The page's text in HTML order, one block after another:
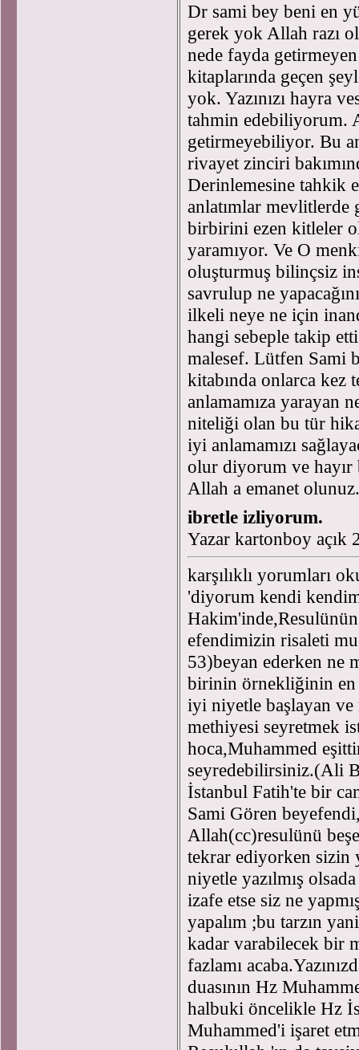
Dr sami bey beni en
gerek yok Allah razı
nede fayda
kitaplarında geçen
yok. Yazınızı hayra
tahmin edebiliyorum.
getirmeyebiliyor. Bu
rivayet zinciri
Derinlemesine tahkik
anlatımlar mevlitlerde
birbirini ezen kitleler
yaramıyor. Ve O
oluşturmuş bilinçsiz
savrulup ne
ilkeli neye ne için
hangi sebeple takip
malesef. Lütfen Sami
kitabında onlarca kez
anlamamıza yarayan
niteliği olan bu tür
iyi anlamamızı
olur diyorum ve
Allah a emanet
ibretle izliyorum.
Yazar kartonboy açık
karşılıklı yorumları
'diyorum kendi
efendimizin risaleti
53)beyan ederken ne
birinin örnekliğinin en
iyi niyetle başlayan ve
methiyesi seyretmek
hoca,Muhammed
seyredebilirsiniz.(Ali
İstanbul Fatih'te bir
Sami Gören
Allah(cc)resulünü
tekrar ediyorken sizin
niyetle yazılmış
izafe etse siz ne
yapalım ;bu tarzın
kadar varabilecek bir
fazlamı
duasının Hz
halbuki öncelikle Hz
Muhammed'i işaret